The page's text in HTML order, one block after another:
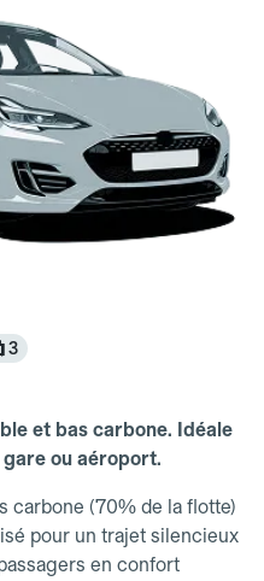
3
et bas carbone. Idéale
ou aéroport.
carbone (70% de la flotte)
pour un trajet silencieux
en confort